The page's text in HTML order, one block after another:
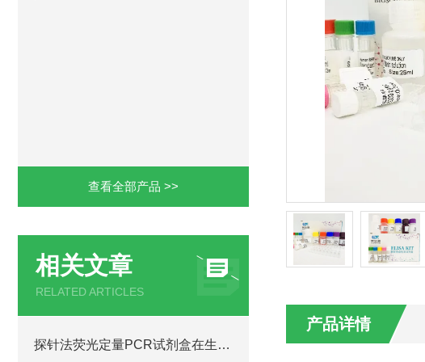
查看全部产品 >>
相关文章
RELATED ARTICLES
探针法荧光定量PCR试剂盒在生物领域中的重要性
产品详情